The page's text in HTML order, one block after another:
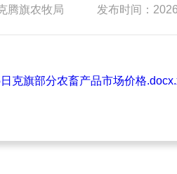
腾旗农牧局 发布时间：
克旗部分农畜产品市场价格